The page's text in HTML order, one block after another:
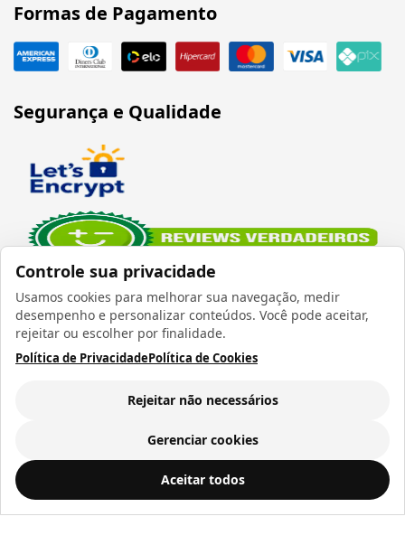
Controle sua privacidade
Usamos cookies para melhorar sua navegação, medir
desempenho e personalizar conteúdos. Você pode aceitar,
rejeitar ou escolher por finalidade.
Política de PrivacidadePolítica de Cookies
Rejeitar não necessários
Gerenciar cookies
Aceitar todos
Kit Naninha de Plush com Almofada para sublimação - Cachorro
R$ 42,75
Formas de Pagamento
Segurança e Qualidade
Verificada por
Todos os direitos reservados 1999 - 2026 | CRIDON
COMÉRCIO LTDA EPP | CNPJ: 07.686.203/0001-22
Rua Bresser, 736 - Brás - São Paulo/SP - socd@socd.com.br